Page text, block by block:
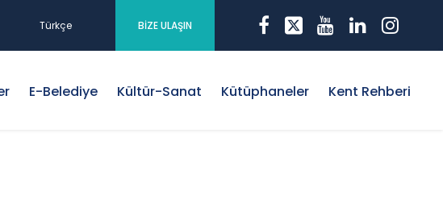
Türkçe BİZE ULAŞIN
E-Belediye Kültür-Sanat Kütüphaneler Kent Rehberi